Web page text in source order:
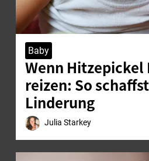
Baby
Wenn Hitzepickel
reizen: So
Linderung
Julia Starkey